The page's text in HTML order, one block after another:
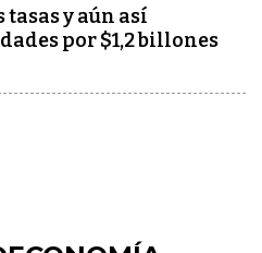
tasas y aún así
por $1,2 billones